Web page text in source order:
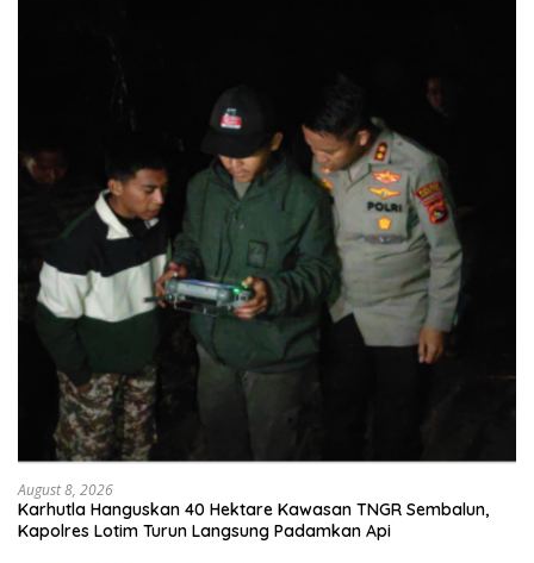
August 8, 2026
Karhutla Hanguskan 40 Hektare Kawasan TNGR Sembalun,
Kapolres Lotim Turun Langsung Padamkan Api